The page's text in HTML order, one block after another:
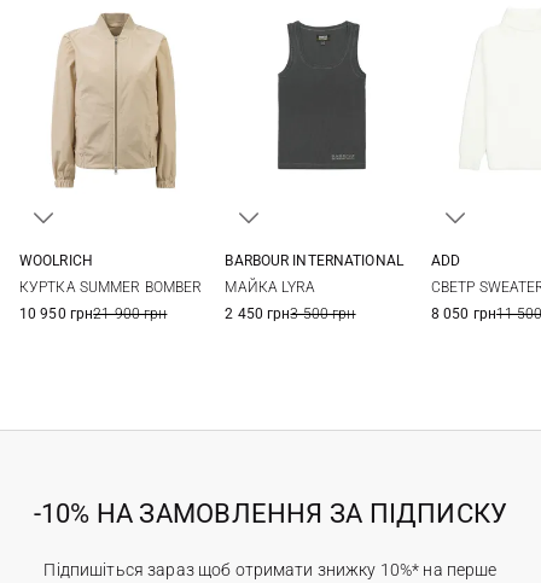
WOOLRICH
КУРТКА SUMMER BOMBER
10 950 грн21 900 грн
BARBOUR INTERNATIONAL
МАЙКА LYRA
2 450 грн3 500 грн
ADD
СВЕТР
8 050 грн11
-10% НА ЗАМОВЛЕННЯ ЗА ПІДПИСКУ
Підпишіться зараз щоб отримати знижку 10%* на перше